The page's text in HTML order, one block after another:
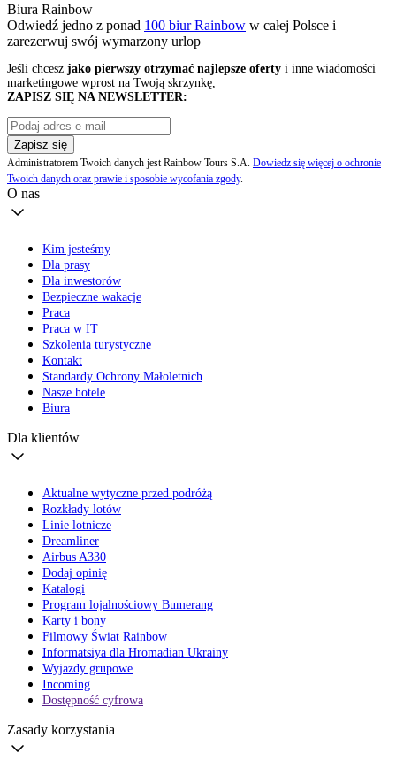
Biura Rainbow
Odwiedź jedno z ponad 100 biur Rainbow w całej Polsce i
zarezerwuj swój wymarzony urlop
Jeśli chcesz jako pierwszy otrzymać najlepsze oferty i inne wiadomości
marketingowe wprost na Twoją skrzynkę,
ZAPISZ SIĘ NA NEWSLETTER:
Zapisz się
Administratorem Twoich danych jest Rainbow Tours S.A. Dowiedz się więcej o ochronie
Twoich danych oraz prawie i sposobie wycofania zgody.
O nas
Kim jesteśmy
Dla prasy
Dla inwestorów
Bezpieczne wakacje
Praca
Praca w IT
Szkolenia turystyczne
Kontakt
Standardy Ochrony Małoletnich
Nasze hotele
Biura
Dla klientów
Aktualne wytyczne przed podróżą
Rozkłady lotów
Linie lotnicze
Dreamliner
Airbus A330
Dodaj opinię
Katalogi
Program lojalnościowy Bumerang
Karty i bony
Filmowy Świat Rainbow
Informatsiya dla Hromadian Ukrainy
Wyjazdy grupowe
Incoming
Dostępność cyfrowa
Zasady korzystania